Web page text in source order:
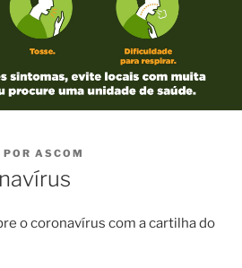
POR ASCOM
o coronavírus com a cartilha do